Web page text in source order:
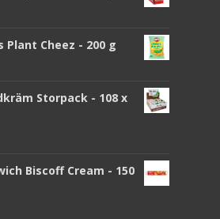
Plant Cheez - 200 g
Storpack - 108 x
Biscoff Cream - 150